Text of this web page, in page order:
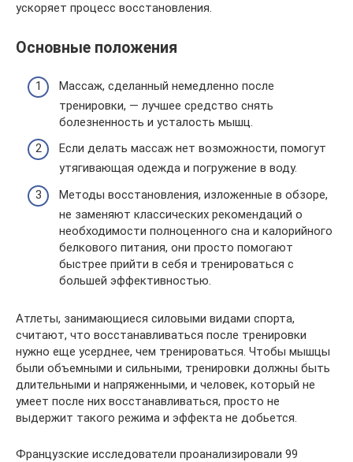
ускоряет процесс восстановления.
Основные положения
Массаж, сделанный немедленно после
тренировки, — лучшее средство снять
болезненность и усталость мышц.
Если делать массаж нет возможности, помогут
утягивающая одежда и погружение в воду.
Методы восстановления, изложенные в обзоре,
не заменяют классических рекомендаций о
необходимости полноценного сна и калорийного
белкового питания, они просто помогают
быстрее прийти в себя и тренироваться с
большей эффективностью.
Атлеты, занимающиеся силовыми видами спорта,
считают, что восстанавливаться после тренировки
нужно еще усерднее, чем тренироваться. Чтобы мышцы
были объемными и сильными, тренировки должны быть
длительными и напряженными, и человек, который не
умеет после них восстанавливаться, просто не
выдержит такого режима и эффекта не добьется.
Французские исследователи проанализировали 99